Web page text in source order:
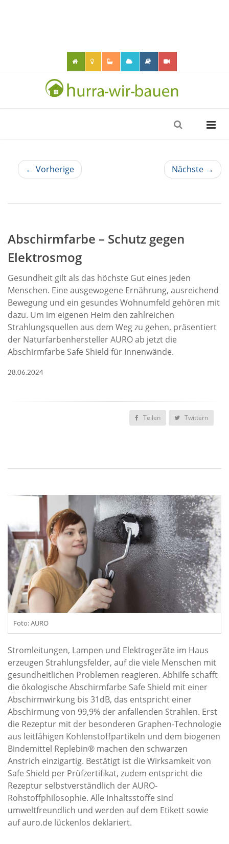
← Vorherige Nächste →
Abschirmfarbe – Schutz gegen
Elektrosmog
Gesundheit gilt als das höchste Gut eines jeden
Menschen. Eine ausgewogene Ernährung, ausreichend
Bewegung und ein gesundes Wohnumfeld gehören mit
dazu. Um im eigenen Heim den zahlreichen
Strahlungsquellen aus dem Weg zu gehen, präsentiert
der Naturfarbenhersteller AURO ab jetzt die
Abschirmfarbe Safe Shield für Innenwände.
28.06.2024
Teilen Twittern
Foto: AURO
Stromleitungen, Lampen und Elektrogeräte im Haus
erzeugen Strahlungsfelder, auf die viele Menschen mit
gesundheitlichen Problemen reagieren. Abhilfe schafft
die ökologische Abschirmfarbe Safe Shield mit einer
Abschirmwirkung bis 31dB, das entspricht einer
Abschirmung von 99,9% der anfallenden Strahlen. Erst
die Rezeptur mit der besonderen Graphen-Technologie
aus leitfähigen Kohlenstoffpartikeln und dem biogenen
Bindemittel Replebin® machen den schwarzen
Anstrich einzigartig. Bestätigt ist die Wirksamkeit von
Safe Shield per Prüfzertifikat, zudem entspricht die
Rezeptur selbstverständlich der AURO-
Rohstoffphilosophie. Alle Inhaltsstoffe sind
umweltfreundlich und werden auf dem Etikett sowie
auf auro.de lückenlos deklariert.